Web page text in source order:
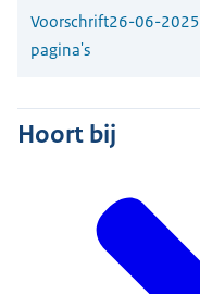
Voorschrift26-06-2025
pagina's
Hoort bij